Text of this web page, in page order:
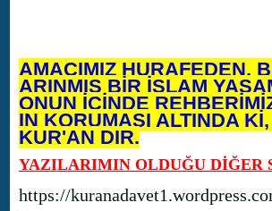
AMACIMIZ HURAFEDEN,
ARINMIŞ BİR İSLAM
ONUN İÇİNDE
IN KORUMASI ALTINDA
KUR'AN DIR.
YAZILARIMIN OLDUĞU DİĞER
https://